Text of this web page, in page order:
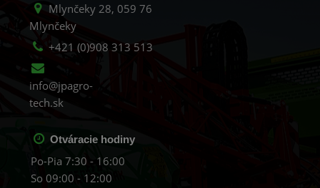
Mlynčeky 28, 059 76
Mlynčeky
+421 (0)908 313 513
info@jpagro-
tech.sk
Otváracie hodiny
Po-Pia 7:30 - 16:00
So 09:00 - 12:00